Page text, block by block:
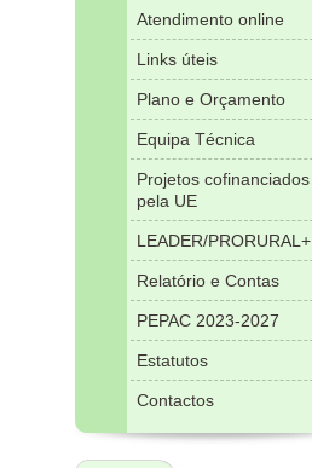
Atendimento online
Links úteis
Plano e Orçamento
Equipa Técnica
Projetos cofinanciados
pela UE
LEADER/PRORURAL+
Relatório e Contas
PEPAC 2023-2027
Estatutos
Contactos